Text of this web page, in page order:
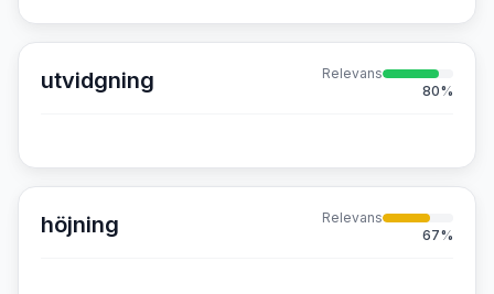
utvidgning
Relevans
80%
höjning
Relevans
67%